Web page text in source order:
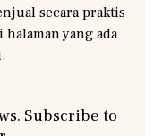
secara praktis
yang ada
Subscribe to